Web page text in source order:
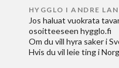
HYGGLO I ANDRE
Jos haluat vuokrata
osoitteeseen hygglo.fi
Om du vill hyra saker i
Hvis du vil leie ting i